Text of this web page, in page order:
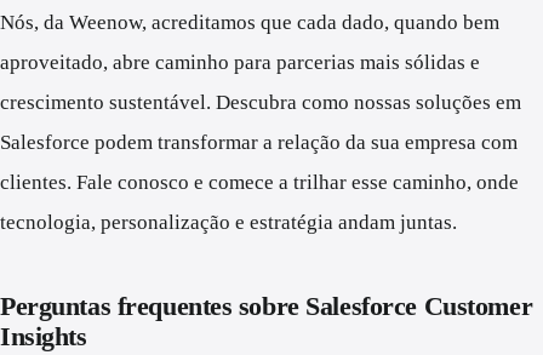
Nós, da Weenow, acreditamos que cada dado, quando bem
aproveitado, abre caminho para parcerias mais sólidas e
crescimento sustentável. Descubra como nossas soluções em
Salesforce podem transformar a relação da sua empresa com
clientes. Fale conosco e comece a trilhar esse caminho, onde
tecnologia, personalização e estratégia andam juntas.
Perguntas frequentes sobre Salesforce Customer
Insights